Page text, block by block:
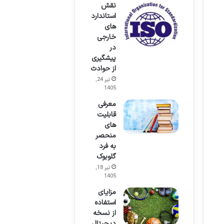
نقش
استاندارد
های
خارجی
در
پیشگیری
از حوادث
تیر 24,
1405
معرفی
قابلیت
های
منحصر
به فرد
گلوبوک
تیر 18,
1405
مزایای
استفاده
از نسخه